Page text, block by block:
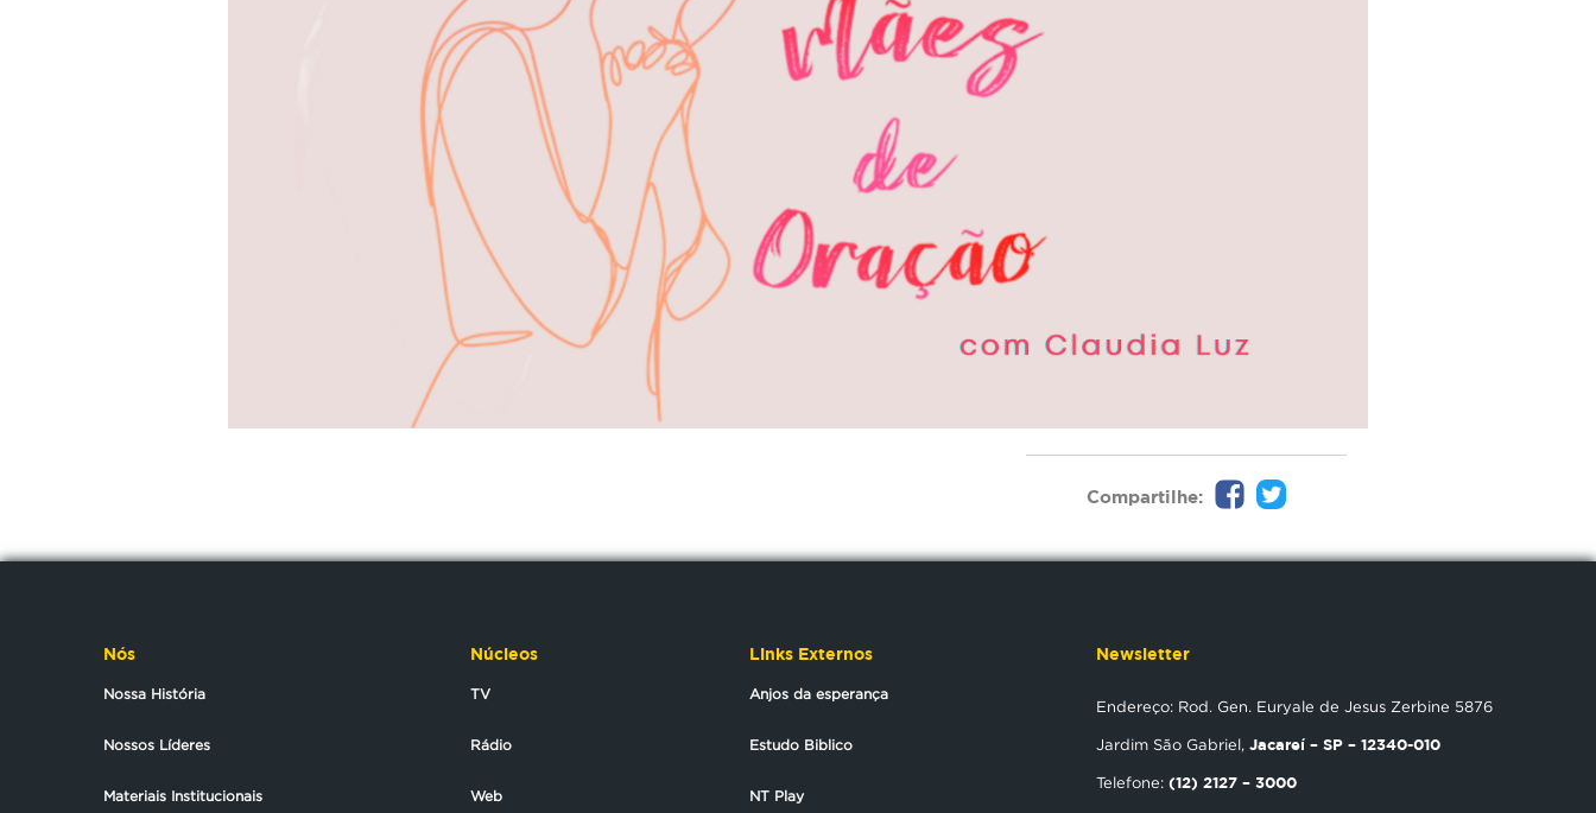
Compartilhe:
Nós
Nossa História
Nossos Líderes
Materiais Institucionais
Núcleos
TV
Rádio
Web
Links Externos
Anjos da esperança
Estudo Biblico
NT Play
Newsletter
Endereço: Rod. Gen. Euryale de Jesus Zerbine 5876
Jardim São Gabriel, Jacareí – SP – 12340-010
Telefone: (12) 2127 – 3000